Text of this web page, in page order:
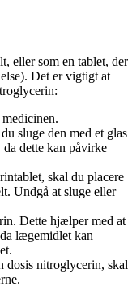
eller som en tablet, der
Det er vigtigt at
sluge den med et glas
dette kan påvirke
skal du placere
Undgå at sluge eller
Dette hjælper med at
lægemidlet kan
dosis nitroglycerin, skal